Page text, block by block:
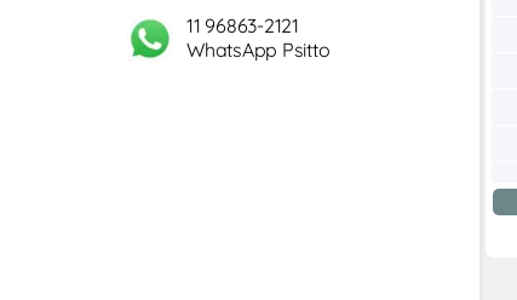
11 96863-2121
WhatsApp Psitto